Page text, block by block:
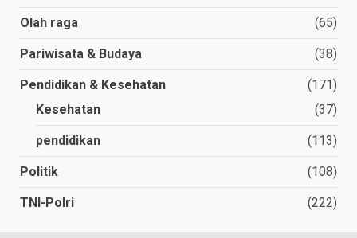
Olah raga (65)
Pariwisata & Budaya (38)
Pendidikan & Kesehatan
(171)
Kesehatan
(37)
pendidikan (113)
Politik (108)
TNI-Polri (222)